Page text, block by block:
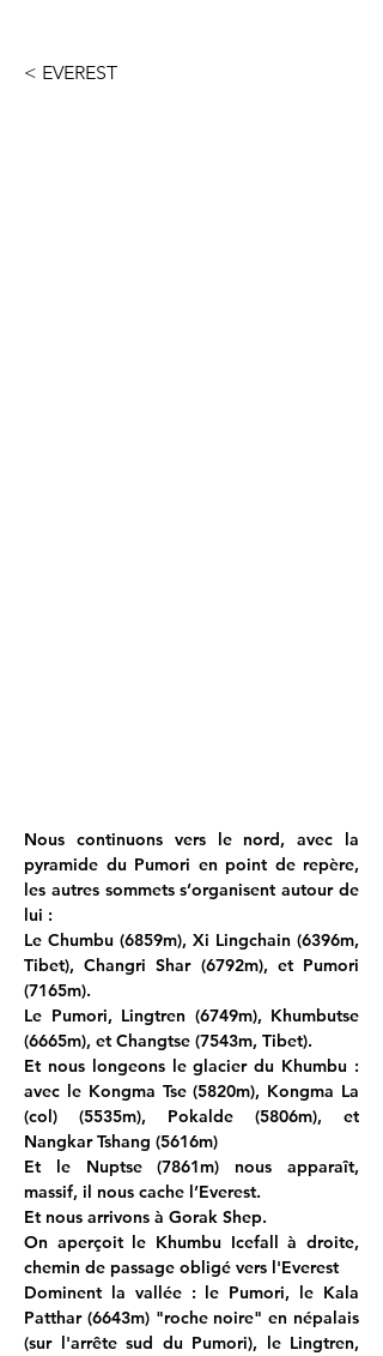
< EVEREST
Nous continuons vers le nord, avec la
pyramide du Pumori en point de repère,
les autres sommets s’organisent autour de
lui :
Le Chumbu (6859m), Xi Lingchain (6396m,
Tibet), Changri Shar (6792m), et Pumori
(7165m).
Le Pumori, Lingtren (6749m), Khumbutse
(6665m), et Changtse (7543m, Tibet).
Et nous longeons le glacier du Khumbu :
avec le Kongma Tse (5820m), Kongma La
(col) (5535m), Pokalde (5806m), et
Nangkar Tshang (5616m)
Et le Nuptse (7861m) nous apparaît,
massif, il nous cache l’Everest.
Et nous arrivons à Gorak Shep.
On aperçoit le Khumbu Icefall à droite,
chemin de passage obligé vers l'Everest
Dominent la vallée : le Pumori, le Kala
Patthar (6643m) "roche noire" en népalais
(sur l'arrête sud du Pumori), le Lingtren,